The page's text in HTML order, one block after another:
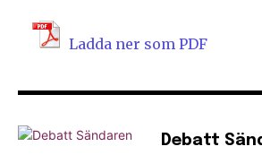
Ladda ner som PDF
Debatt